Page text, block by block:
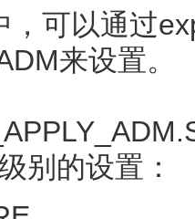
，可以通过
来设置。
别的设置：